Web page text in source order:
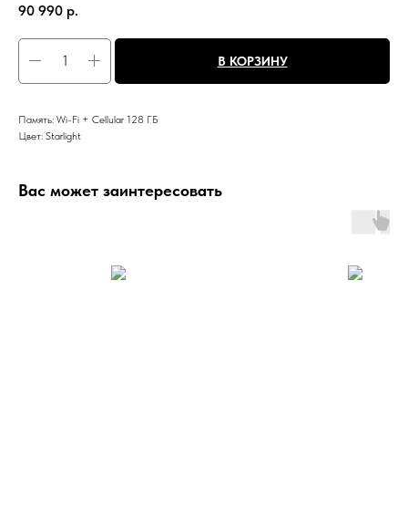
90 990 р.
В КОРЗИНУ
Память: Wi-Fi + Cellular 128 ГБ
Цвет: Starlight
Вас может заинтересовать